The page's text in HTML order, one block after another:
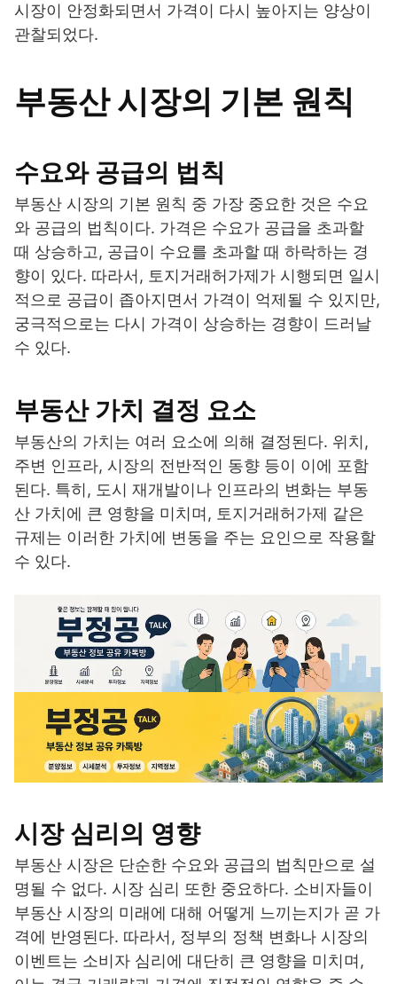
시장이 안정화되면서 가격이 다시 높아지는 양상이
관찰되었다.
부동산 시장의 기본 원칙
수요와 공급의 법칙
부동산 시장의 기본 원칙 중 가장 중요한 것은 수요
와 공급의 법칙이다. 가격은 수요가 공급을 초과할
때 상승하고, 공급이 수요를 초과할 때 하락하는 경
향이 있다. 따라서, 토지거래허가제가 시행되면 일시
적으로 공급이 좁아지면서 가격이 억제될 수 있지만,
궁극적으로는 다시 가격이 상승하는 경향이 드러날
수 있다.
부동산 가치 결정 요소
부동산의 가치는 여러 요소에 의해 결정된다. 위치,
주변 인프라, 시장의 전반적인 동향 등이 이에 포함
된다. 특히, 도시 재개발이나 인프라의 변화는 부동
산 가치에 큰 영향을 미치며, 토지거래허가제 같은
규제는 이러한 가치에 변동을 주는 요인으로 작용할
수 있다.
시장 심리의 영향
부동산 시장은 단순한 수요와 공급의 법칙만으로 설
명될 수 없다. 시장 심리 또한 중요하다. 소비자들이
부동산 시장의 미래에 대해 어떻게 느끼는지가 곧 가
격에 반영된다. 따라서, 정부의 정책 변화나 시장의
이벤트는 소비자 심리에 대단히 큰 영향을 미치며,